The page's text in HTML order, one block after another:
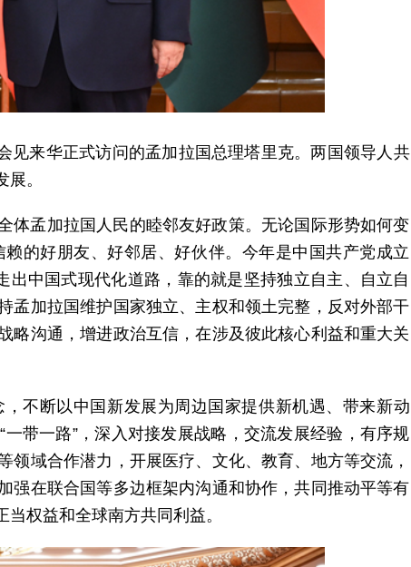
见来华正式访问的孟加拉国总理塔里克。两国领导人共
。
体孟加拉国人民的睦邻友好政策。无论国际形势如何变
的好朋友、好邻居、好伙伴。今年是中国共产党成立
中国式现代化道路，靠的就是坚持独立自主、自立自
孟加拉国维护国家独立、主权和领土完整，反对外部干
略沟通，增进政治互信，在涉及彼此核心利益和重大关
不断以中国新发展为周边国家提供新机遇、带来新动
带一路”，深入对接发展战略，交流发展经验，有序规
域合作潜力，开展医疗、文化、教育、地方等交流，
强在联合国等多边框架内沟通和协作，共同推动平等有
权益和全球南方共同利益。